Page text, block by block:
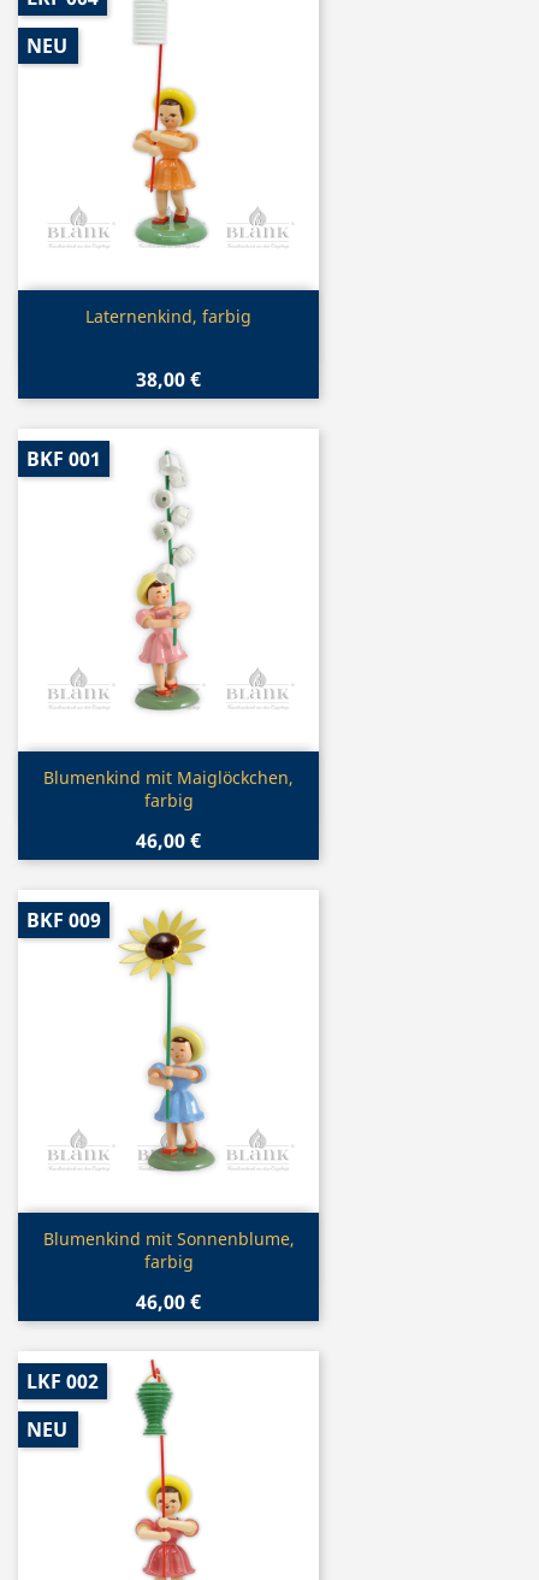
Vorschau
Laternenkind, farbig
38,00 €
NEU
Vorschau
Blumenkind mit Maiglöckchen,
farbig
46,00 €
BKF 001
Vorschau
Blumenkind mit Sonnenblume,
farbig
46,00 €
BKF 009
LKF 002
NEU